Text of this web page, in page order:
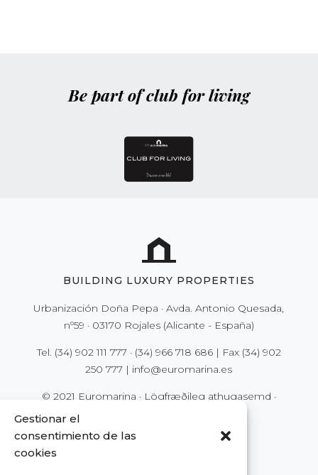
Gestionar el
consentimiento de las
cookies
Be part of club for living
BUILDING LUXURY PROPERTIES
Urbanización Doña Pepa · Avda. Antonio Quesada,
nº59 · 03170 Rojales (Alicante - España)
Tel. (34) 902 111 777 · (34) 966 718 686| Fax (34) 902
250 777 | info@euromarina.es
© 2021 Euromarina · Lögfræðileg athugasemd ·
Persónuvernd